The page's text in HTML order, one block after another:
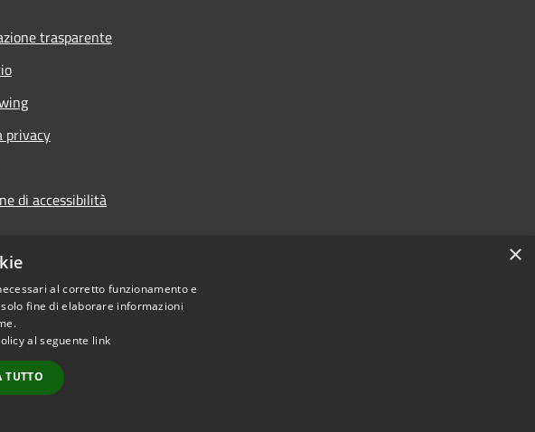
trasparente
privacy
di accessibilità
© 2026 • Città di Montecchio Maggiore • Powered by
×
al corretto funzionamento e
fine di elaborare informazioni
al seguente link
TUTTO